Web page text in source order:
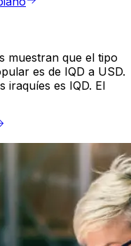
muestran que el tipo
es de IQD a USD.
iraquíes es IQD. El